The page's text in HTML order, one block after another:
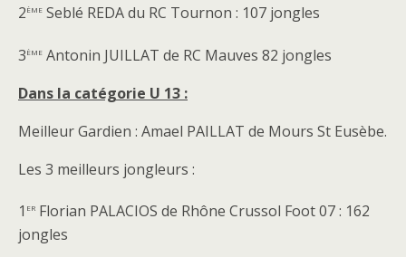
2ème Seblé REDA du RC Tournon : 107 jongles
3ème Antonin JUILLAT de RC Mauves 82 jongles
Dans la catégorie U 13 :
Meilleur Gardien : Amael PAILLAT de Mours St Eusèbe.
Les 3 meilleurs jongleurs :
1 er Florian PALACIOS de Rhône Crussol Foot 07 : 162
jongles